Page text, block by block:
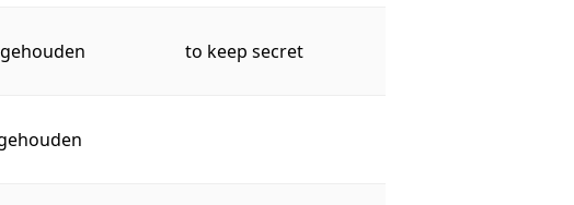
to keep secret